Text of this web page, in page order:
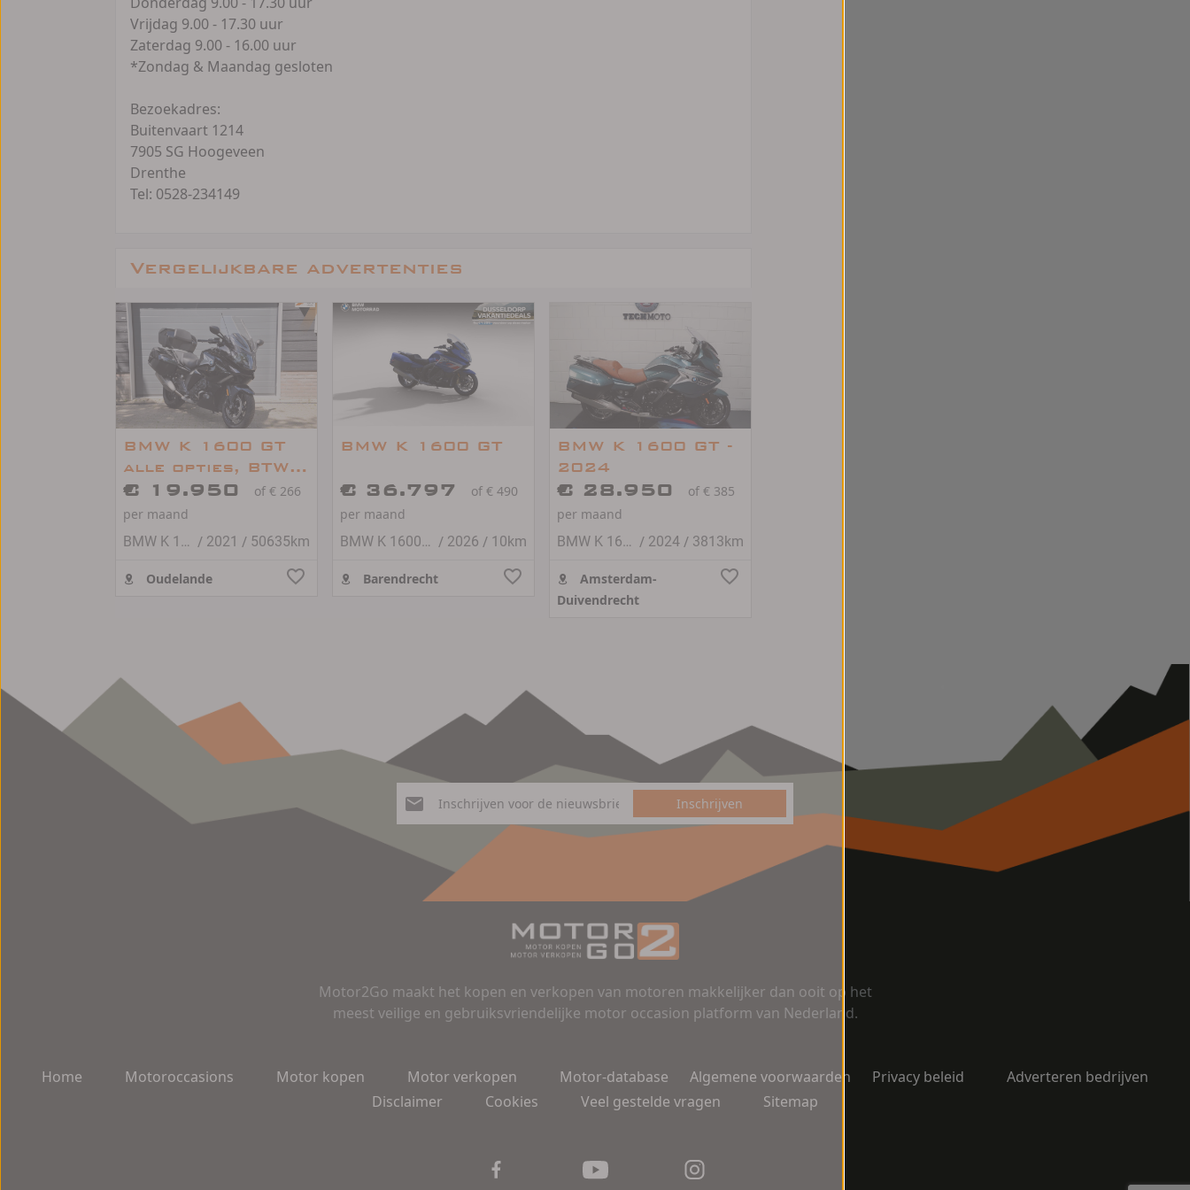
Vrijdag 9.00 - 17.30 uur
Zaterdag 9.00 - 16.00 uur
*Zondag & Maandag gesloten
Bezoekadres:
Buitenvaart 1214
7905 SG Hoogeveen
Drenthe
Tel: 0528-234149
Vergelijkbare advertenties
BMW K 1600 GT
alle opties, BTW
motor
€ 19.950
of € 266
per maand
BMW K 1600 GT / 2021 / 50635km
Oudelande
BMW K 1600 GT
€ 36.797
of € 490
per maand
BMW K 1600 GT / 2026 / 10km
Barendrecht
BMW K 1600 GT -
2024
€ 28.950
of € 385
per maand
BMW K 1600 GT / 2024 / 3813km
Amsterdam-
Duivendrecht
Inschrijven
Motor2Go maakt het kopen en verkopen van motoren makkelijker dan ooit op het
meest veilige en gebruiksvriendelijke motor occasion platform van Nederland.
Home Motoroccasions Motor kopen Motor verkopen Motor-database Algemene voorwaarden Privacy beleid
Adverteren bedrijven
Disclaimer
Cookies Veel gestelde vragen Sitemap